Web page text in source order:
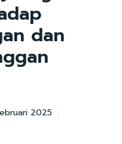
dan
2025